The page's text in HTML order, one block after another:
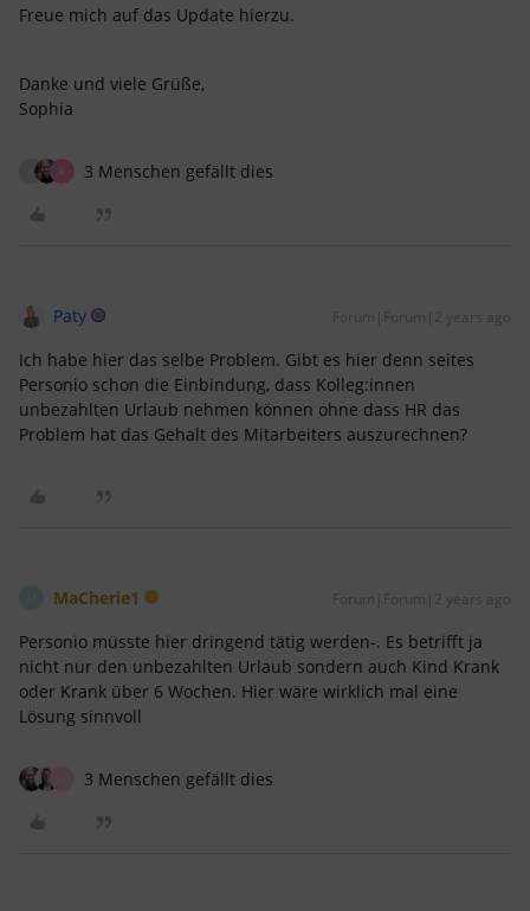
Freue mich auf das Update hierzu.
Danke und viele Grüße,
Sophia
R 3 Menschen gefällt dies
Paty Forum|Forum|2 years ago
Ich habe hier das selbe Problem. Gibt es hier denn seites
Personio schon die Einbindung, dass Kolleg:innen
unbezahlten Urlaub nehmen können ohne dass HR das
Problem hat das Gehalt des Mitarbeiters auszurechnen?
MaCherie1 Forum|Forum|2 years ago
Personio müsste hier dringend tätig werden-. Es betrifft ja
nicht nur den unbezahlten Urlaub sondern auch Kind Krank
oder Krank über 6 Wochen. Hier wäre wirklich mal eine
Lösung sinnvoll
3 Menschen gefällt dies